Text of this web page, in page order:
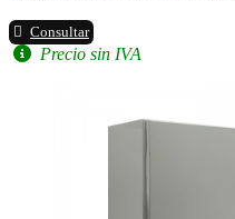
Consultar
Precio sin IVA